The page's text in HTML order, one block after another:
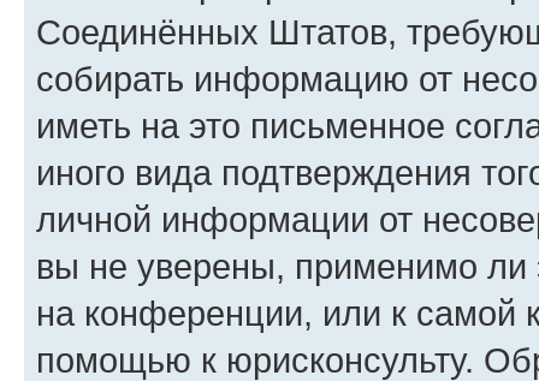
Соединённых Штатов,
собирать информацию от
иметь на это письменное
иного вида подтверждения
личной информации от
вы не уверены, применимо ли
на конференции, или к самой
помощью к юрисконсульту.